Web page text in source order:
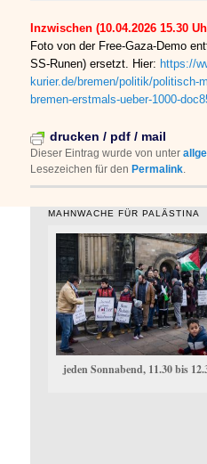
Inzwischen (10.04.2026 15.30
Foto von der Free-Gaza-Demo
SS-Runen) ersetzt. Hier: https://
kurier.de/bremen/politik/politisch-
bremen-erstmals-ueber-1000-
drucken / pdf / mail
Dieser Eintrag wurde vonunter
Lesezeichen für den Permalink.
MAHNWACHE FÜR PALÄSTINA
jeden Sonnabend, 11.30 bis